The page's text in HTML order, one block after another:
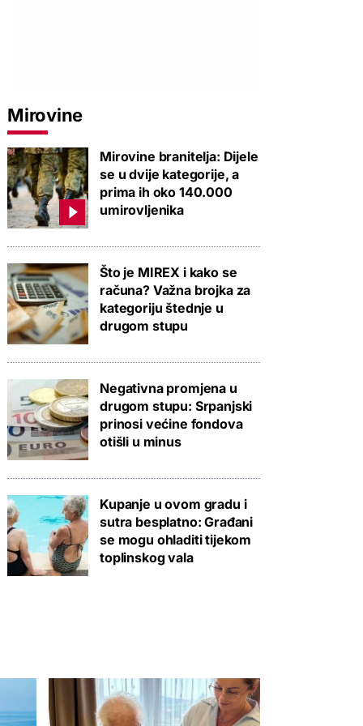
Mirovine
Mirovine branitelja: Dijele
se u dvije kategorije, a
prima ih oko 140.000
umirovljenika
Što je MIREX i kako se
računa? Važna brojka za
kategoriju štednje u
drugom stupu
Negativna promjena u
drugom stupu: Srpanjski
prinosi većine fondova
otišli u minus
Kupanje u ovom gradu i
sutra besplatno: Građani
se mogu ohladiti tijekom
toplinskog vala